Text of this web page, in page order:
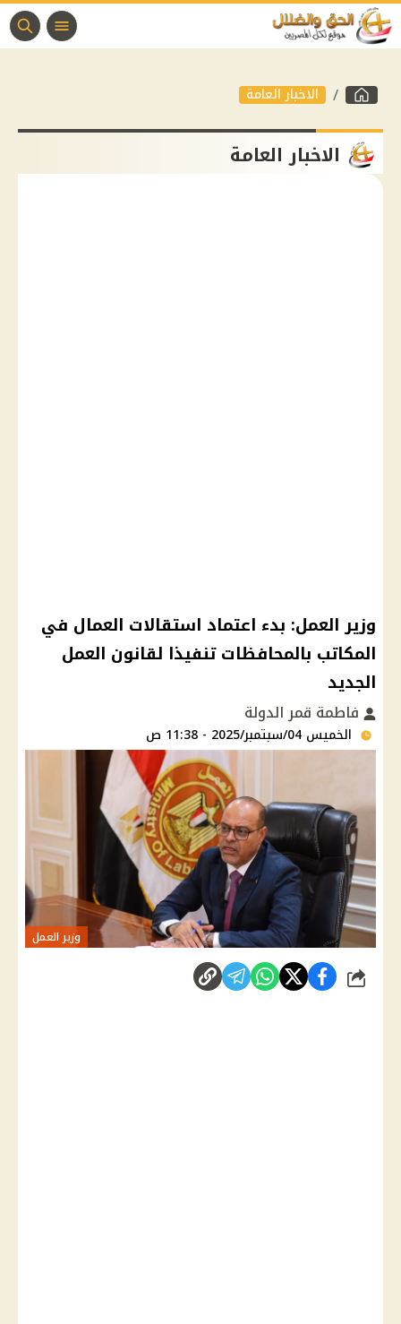
الاخبار العامة
الاخبار العامة
وزير العمل: بدء اعتماد استقالات العمال في
المكاتب بالمحافظات تنفيذا لقانون العمل
الجديد
فاطمة قمر الدولة
الخميس 04/سبتمبر/2025 - 11:38 ص
وزير العمل
شارك